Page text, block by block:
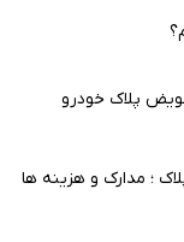
پلاک خودرو
؛ مدارک و هزینه ها